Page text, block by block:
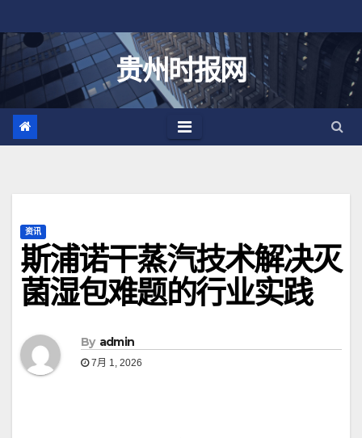
至
贵州时报网
资讯
斯浦诺干蒸汽技术解决灭
菌湿包难题的行业实践
By admin
7月 1, 2026